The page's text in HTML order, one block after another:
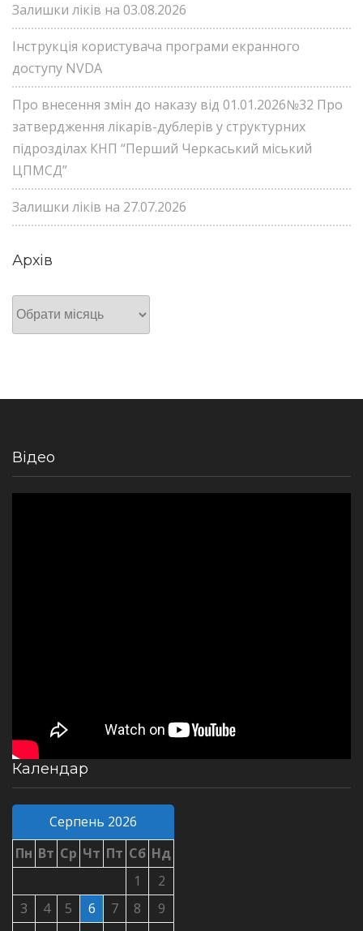
Залишки ліків на 03.08.2026
Інструкція користувача програми екранного
доступу NVDA
Про внесення змін до наказу від 01.01.2026№32 Про
затвердження лікарів-дублерів у структурних
підрозділах КНП “Перший Черкаський міський
ЦПМСД”
Залишки ліків на 27.07.2026
Архів
Архів
Відео
Календар
Серпень 2026
Пн Вт Ср Чт Пт Сб Нд
1
2
3
4 5 6 7 8
9